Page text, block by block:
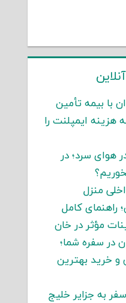
با بیمه تأمین
| آیا بیمه هزینه ایمپلنت را
هوای سرد؛ در
منزل
راهنمای کامل
مؤثر در خان
در سفره شما؛
خرید بهترین
به جزایر خلیج